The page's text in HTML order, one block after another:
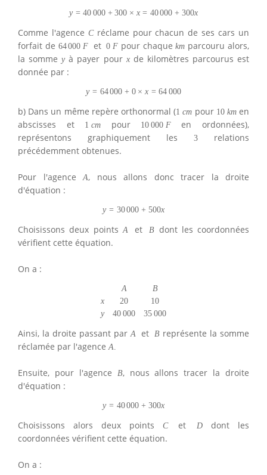
y = 40 000 + 300 × x = 40000 + 300x
Comme l'agence Créclame pour chacun de ses cars un
forfait de 64000 F et 0 F pour chaquekm parcouru alors,
la sommey à payer pour xde kilomètres parcourus est
donnée par :
y = 64000 + 0 × x = 64 000
b) Dans un même repère orthonormal (1 cm pour 10 kmen
abscisses et
1 cm pour 10 000 Fen ordonnées),
représentons graphiquement les
3
relations
précédemment obtenues.
Pour l'agenceA, nous allons donc tracer la droite
d'équation :
y = 30000 + 500x
Choisissons deux pointsA et B dont les coordonnées
vérifient cette équation.
On a :
A
B
x
20
10
y
40 000 35 000
Ainsi, la droite passant parA et B représente la somme
réclamée par l'agenceA.
Ensuite, pour l'agence B, nous allons tracer la droite
d'équation :
y = 40000 + 300x
Choisissons alors deux points C et D
dont les
coordonnées vérifient cette équation.
On a :